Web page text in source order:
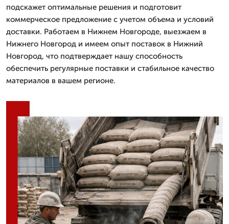
подскажет оптимальные решения и подготовит
коммерческое предложение с учетом объема и условий
доставки. Работаем в Нижнем Новгороде, выезжаем в
Нижнего Новгород и имеем опыт поставок в Нижний
Новгород, что подтверждает нашу способность
обеспечить регулярные поставки и стабильное качество
материалов в вашем регионе.